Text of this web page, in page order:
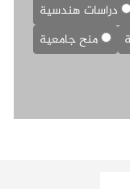
دراسات هندسية
منح جامعية